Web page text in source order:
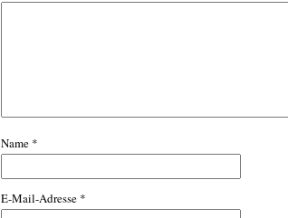
Name *
E-Mail-Adresse *